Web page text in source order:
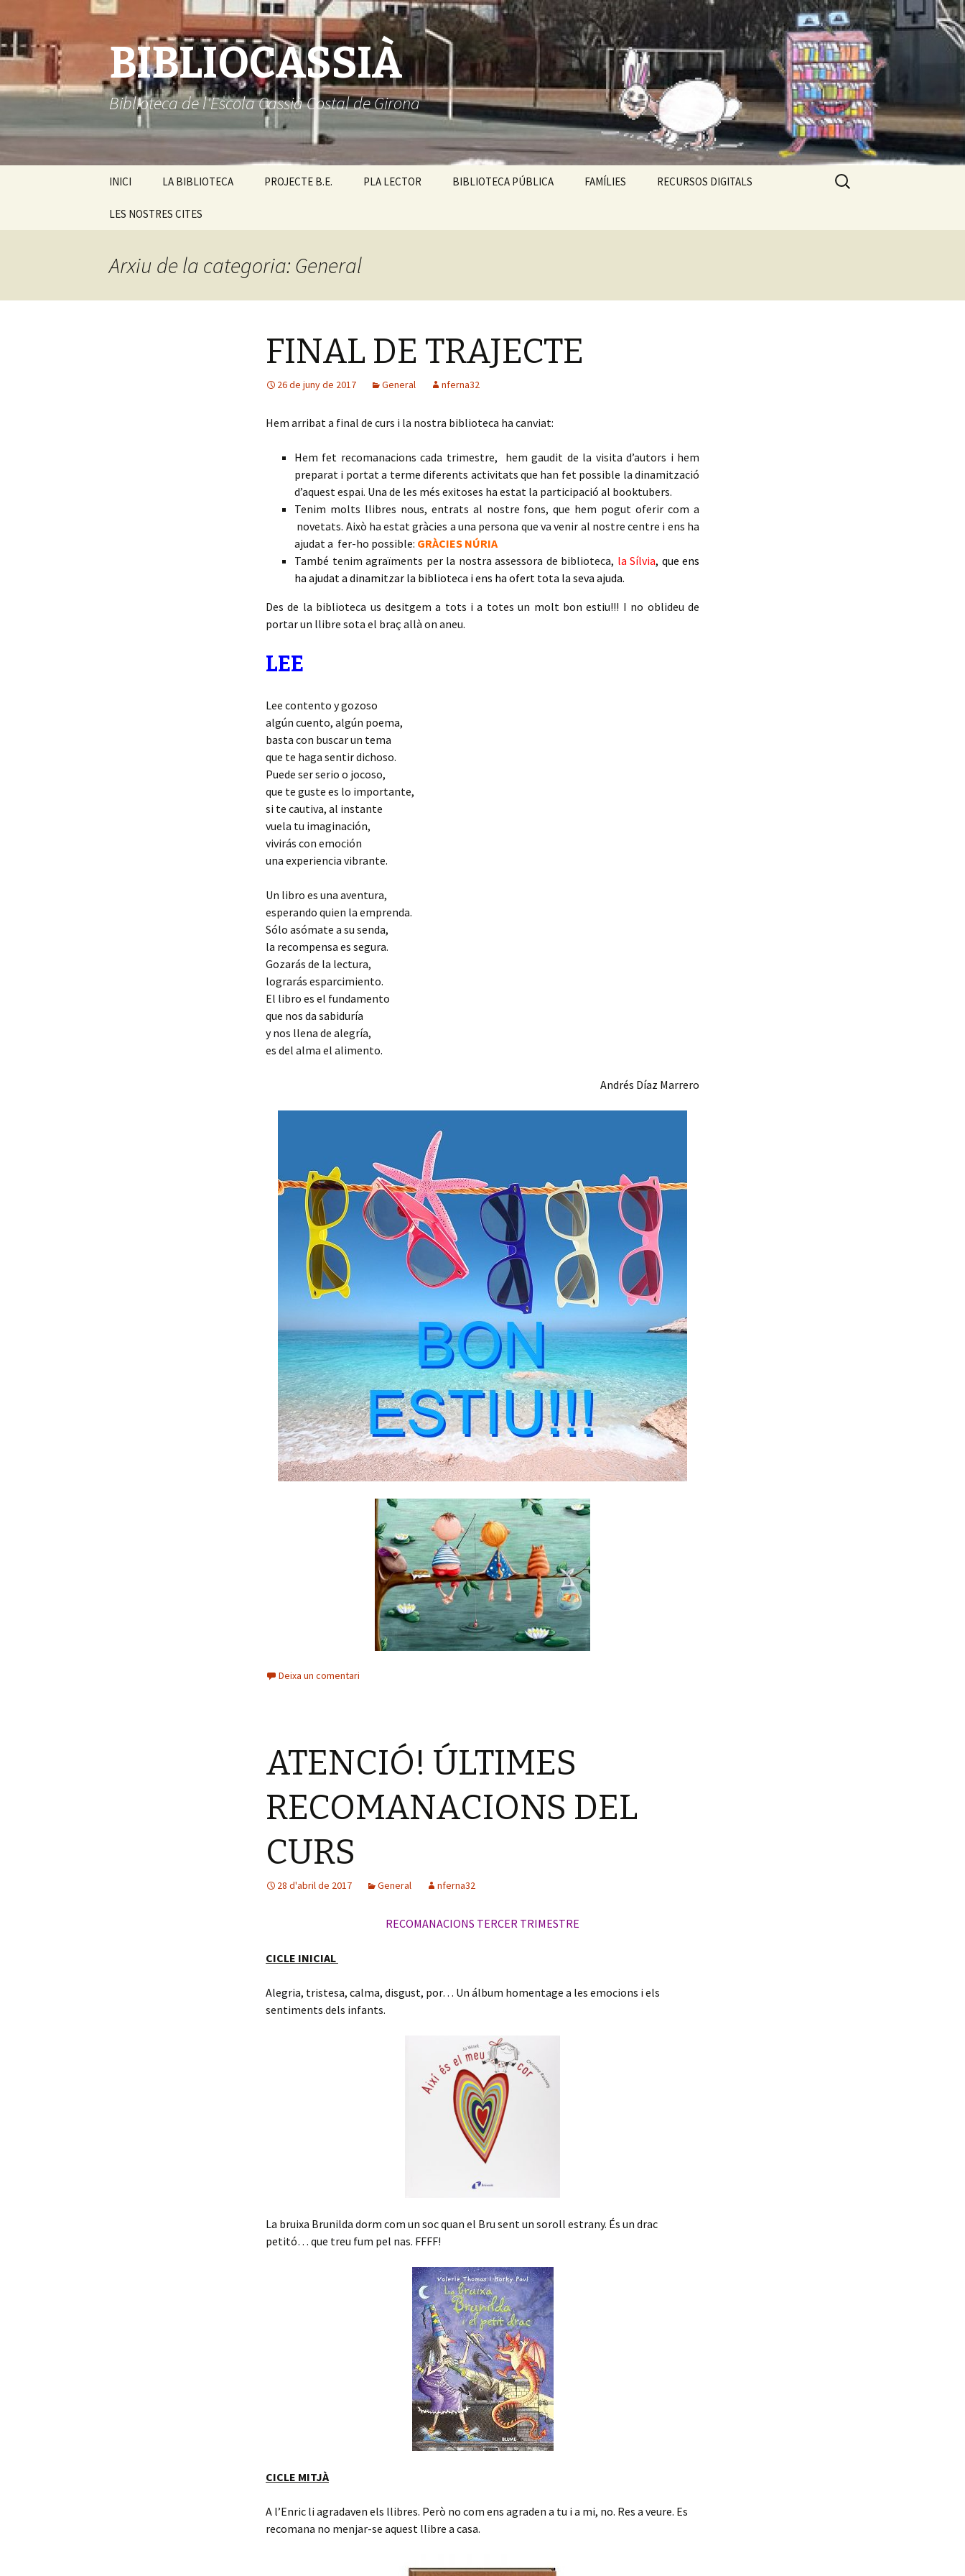
BIBLIOCASSIÀ
Biblioteca de l'Escola Cassià Costal de Girona
Vés
contingut
INICI LA BIBLIOTECA
Guia de la biblioteca
PROJECTE B.E. PLA LECTOR BIBLIOTECA PÚBLICA FAMÍLIES RECURSOS DIGITALS
LES NOSTRES CITES
Cerca:
Arxiu de la categoria: General
FINAL DE TRAJECTE
26 de juny de 2017 General nferna32
Hem arribat a final de curs i la nostra biblioteca ha canviat:
Hem fet recomanacions cada trimestre, hem gaudit de la visita d’autors i hem
preparat i portat a terme diferents activitats que han fet possible la dinamització
d’aquest espai. Una de les més exitoses ha estat la participació al booktubers.
Tenim molts llibres nous, entrats al nostre fons, que hem pogut oferir com a
novetats. Això ha estat gràcies a una persona que va venir al nostre centre i ens ha
ajudat a fer-ho possible: GRÀCIES NÚRIA
També tenim agraïments per la nostra assessora de biblioteca, la Sílvia, que ens
ha ajudat a dinamitzar la biblioteca i ens ha ofert tota la seva ajuda.
Des de la biblioteca us desitgem a tots i a totes un molt bon estiu!!! I no oblideu de
portar un llibre sota el braç allà on aneu.
LEE
Lee contento y gozoso
algún cuento, algún poema,
basta con buscar un tema
que te haga sentir dichoso.
Puede ser serio o jocoso,
que te guste es lo importante,
si te cautiva, al instante
vuela tu imaginación,
vivirás con emoción
una experiencia vibrante.
Un libro es una aventura,
esperando quien la emprenda.
Sólo asómate a su senda,
la recompensa es segura.
Gozarás de la lectura,
lograrás esparcimiento.
El libro es el fundamento
que nos da sabiduría
y nos llena de alegría,
es del alma el alimento.
Andrés Díaz Marrero
Deixa un comentari
ATENCIÓ! ÚLTIMES
RECOMANACIONS DEL
CURS
28 d'abril de 2017 General nferna32
RECOMANACIONS TERCER TRIMESTRE
CICLE INICIAL
Alegria, tristesa, calma, disgust, por… Un álbum homentage a les emocions i els
sentiments dels infants.
La bruixa Brunilda dorm com un soc quan el Bru sent un soroll estrany. És un drac
petitó… que treu fum pel nas. FFFF!
CICLE MITJÀ
A l’Enric li agradaven els llibres. Però no com ens agraden a tu i a mi, no. Res a veure. Es
recomana no menjar-se aquest llibre a casa.